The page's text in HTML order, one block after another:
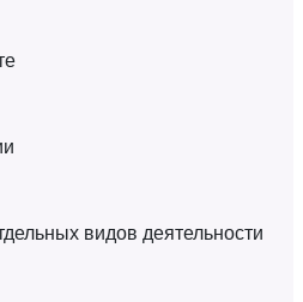
видов деятельности